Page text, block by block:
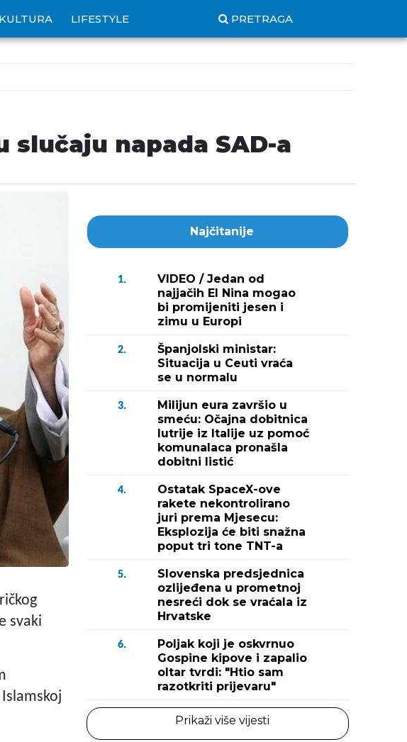
KULTURA LIFESTYLE PRETRAGA
napada SAD-a
svaki
Najčitanije
1.
VIDEO / Jedan od
najjačih El Nina mogao
bi promijeniti jesen i
zimu u Europi
2.
Španjolski ministar:
Situacija u Ceuti vraća
se u normalu
3.
Milijun eura završio u
smeću: Očajna dobitnica
lutrije iz Italije uz pomoć
komunalaca pronašla
dobitni listić
4.
Ostatak SpaceX-ove
rakete nekontrolirano
juri prema Mjesecu:
Eksplozija će biti snažna
poput tri tone TNT-a
5.
Slovenska predsjednica
ozlijeđena u prometnoj
nesreći dok se vraćala iz
Hrvatske
6.
Poljak koji je oskvrnuo
Gospine kipove i zapalio
oltar tvrdi: "Htio sam
razotkriti prijevaru"
Prikaži više vijesti